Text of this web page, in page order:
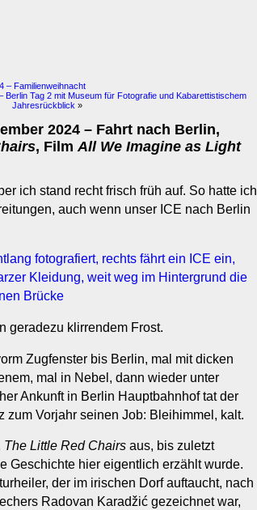
– Familienweihnacht
Tag 2 mit Museum für Fotografie und Kabarettistischem
Jahresrückblick »
2024 – Fahrt nach Berlin,
, FilmAll We Imagine as Light
ich stand recht frisch früh auf. So hatte ich
auch wenn unser ICE nach Berlin
geradezu klirrendem Frost.
Zugfenster bis Berlin, mal mit dicken
mal in Nebel, dann wieder unter
Ankunft in Berlin Hauptbahnhof tat der
zum Vorjahr seinen Job: Bleihimmel, kalt.
The Little Red Chairs aus, bis zuletzt
Geschichte hier eigentlich erzählt wurde.
der im irischen Dorf auftaucht, nach
Radovan Karadžić gezeichnet war,